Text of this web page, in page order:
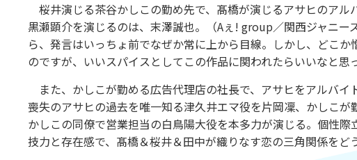
桜井演じる茶谷かしこの勤め先で、髙橋が演じるアサヒのア
黒瀬顕介を演じるのは、末澤誠也。（Aぇ! group／関西ジャニ
ら、発言はいっちょ前でなぜか常に上から目線。しかし、どこ
のですが、いいスパイスとしてこの作品に関われたらいいなと思
また、かしこが勤める広告代理店の社長で、アサヒをアルバ
喪失のアサヒの過去を唯一知る津久井エマ役を片岡凜、かしこが
かしこの同僚で営業担当の白鳥陽大役を本多力が演じる。個性
技力と存在感で、髙橋＆桜井＆田中が織りなす恋の三角関係をど